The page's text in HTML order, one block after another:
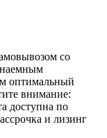
со
оптимальный
внимание:
доступна по
и лизинг